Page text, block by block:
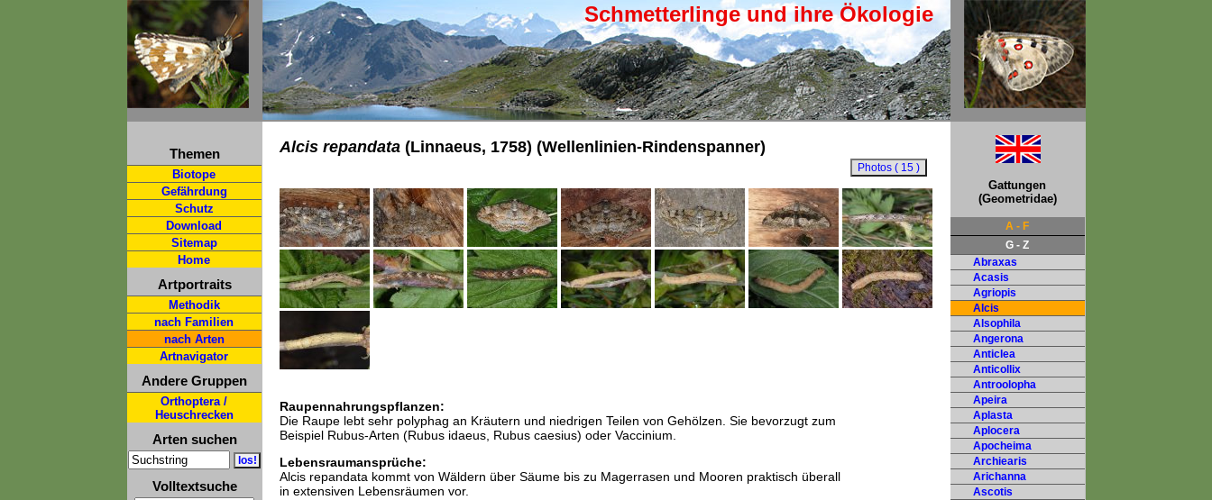
Schmetterlinge und ihre Ökologie
Themen
Biotope
Gefährdung
Schutz
Download
Sitemap
Home
Artportraits
Methodik
nach Familien
nach Arten
Artnavigator
Andere Gruppen
Orthoptera /
Heuschrecken
Arten suchen
Volltextsuche
Alcis repandata(Linnaeus, 1758) (Wellenlinien-Rindenspanner)
Raupennahrungspflanzen:
Die Raupe lebt sehr polyphag an Kräutern und niedrigen Teilen von Gehölzen. Sie bevorzugt zum
Beispiel Rubus-Arten (Rubus idaeus, Rubus caesius) oder Vaccinium.
Lebensraumansprüche:
Alcis repandata kommt von Wäldern über Säume bis zu Magerrasen und Mooren praktisch überall
in extensiven Lebensräumen vor.
Gattungen
(Geometridae)
A - F
G - Z
Abraxas
Acasis
Agriopis
Alcis
Alsophila
Angerona
Anticlea
Anticollix
Antroolopha
Apeira
Aplasta
Aplocera
Apocheima
Archiearis
Arichanna
Ascotis